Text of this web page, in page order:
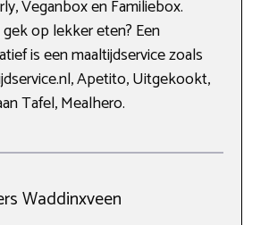
Veganbox en Familiebox.
gek op lekker eten? Een
is een maaltijdservice zoals
Apetito, Uitgekookt,
Tafel, Mealhero.
Waddinxveen